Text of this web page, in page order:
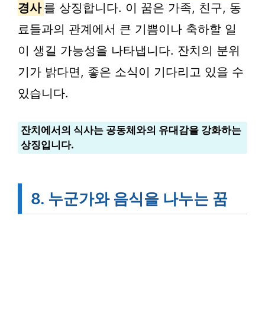
경사 를 상징합니다. 이 꿈은 가족, 친구, 동
료들과의 관계에서 큰 기쁨이나 축하할 일
이 생길 가능성을 나타냅니다. 잔치의 분위
기가 밝다면, 좋은 소식이 기다리고 있을 수
있습니다.
잔치에서의 식사는 공동체와의 유대감을 강화하는
상징입니다.
8. 누군가와 음식을 나누는 꿈